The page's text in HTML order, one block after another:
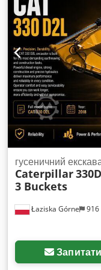
Łaziska Górne 916
гусеничний
Caterpillar
3 Buckets
Запитати